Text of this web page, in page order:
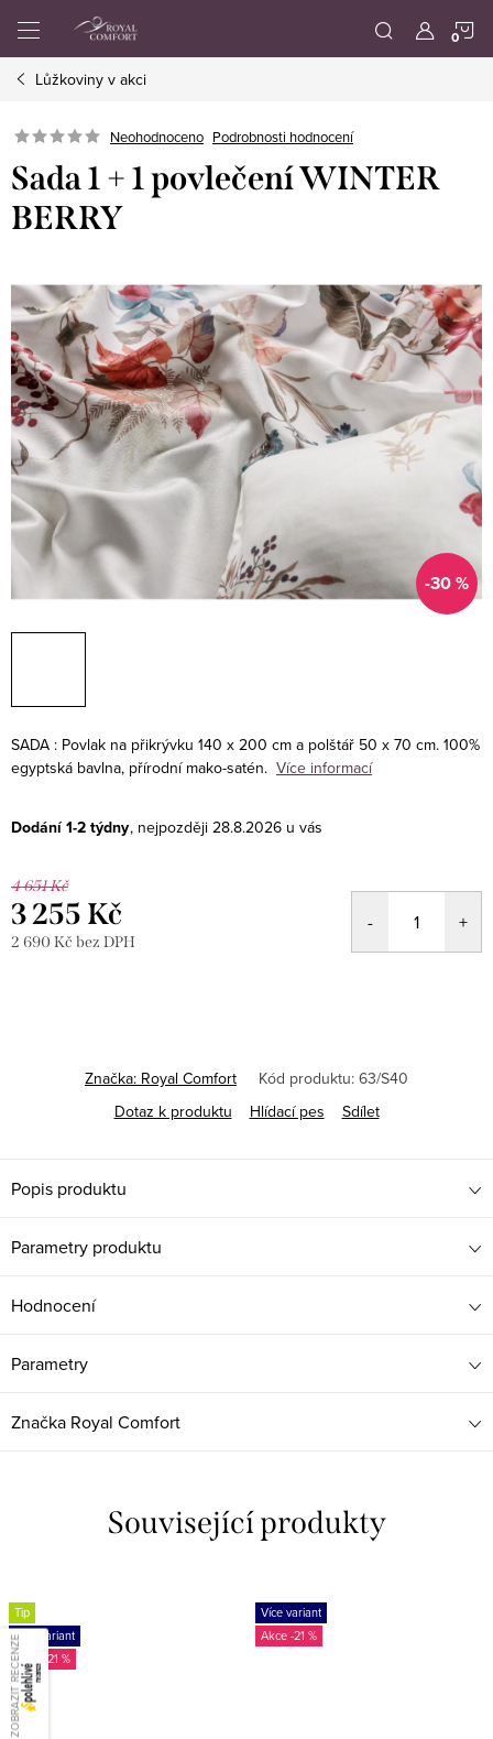
obsah
Lůžkoviny v akci
Neohodnoceno Podrobnosti hodnocení
Sada 1 + 1 povlečení WINTER
BERRY
-30 %
SADA : Povlak na přikrývku 140 x 200 cm a polštář 50 x 70 cm. 100%
egyptská bavlna, přírodní mako-satén. Více informací
Dodání 1-2 týdny 28.8.2026
4 651 Kč
3 255 Kč
2 690 Kč bez DPH
Značka: Royal Comfort Kód produktu: 63/S40
Dotaz k produktu
Hlídací pes Sdílet
Popis produktu
Parametry produktu
Hodnocení
Parametry
Značka Royal Comfort
Související produkty
Tip
Více variant
-21 %
Více variant
-21 %
ZOBRAZIT RECENZE